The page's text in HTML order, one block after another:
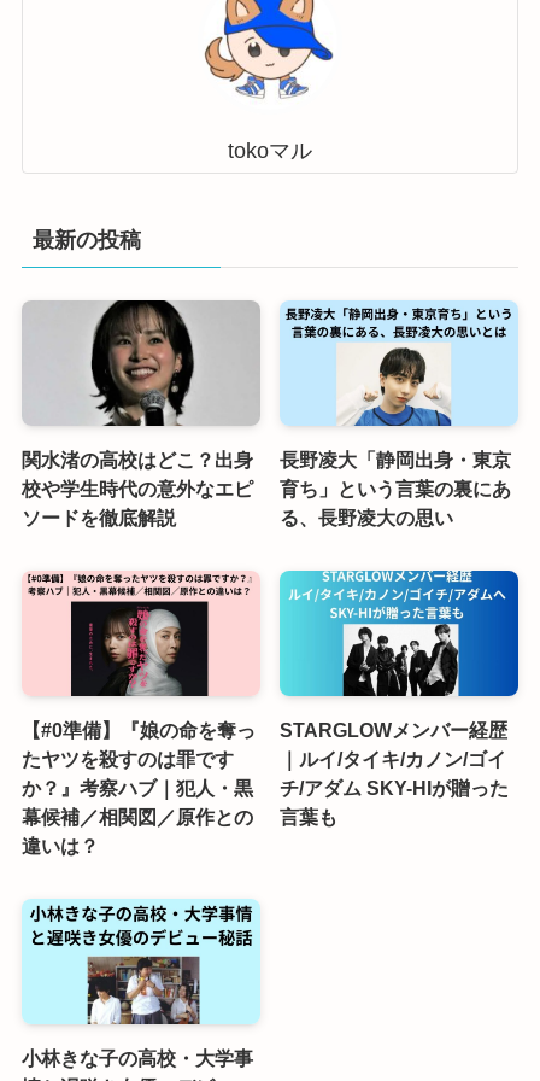
tokoマル
最新の投稿
関水渚の高校はどこ？出身
校や学生時代の意外なエピ
ソードを徹底解説
長野凌大「静岡出身・東京
育ち」という言葉の裏にあ
る、長野凌大の思い
【#0準備】『娘の命を奪っ
たヤツを殺すのは罪です
か？』考察ハブ｜犯人・黒
幕候補／相関図／原作との
違いは？
STARGLOWメンバー経歴
｜ルイ/タイキ/カノン/ゴイ
チ/アダム SKY-HIが贈った
言葉も
小林きな子の高校・大学事